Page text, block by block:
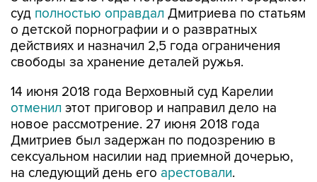
суд полностью оправдал Дмитриева по статьям
о детской порнографии и о развратных
действиях и назначил 2,5 года ограничения
свободы за хранение деталей ружья.
14 июня 2018 года Верховный суд Карелии
отменил этот приговор и направил дело на
новое рассмотрение. 27 июня 2018 года
Дмитриев был задержан по подозрению в
сексуальном насилии над приемной дочерью,
на следующий день его арестовали.